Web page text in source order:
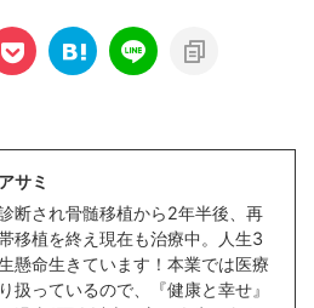
サミ
断され骨髄移植から2年半後、再
移植を終え現在も治療中。人生3
懸命生きています！本業では医療
扱っているので、『健康と幸せ』